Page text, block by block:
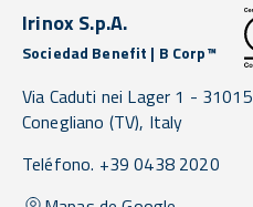
Irinox S.p.A.
Sociedad Benefit | B Corp™
Via Caduti nei Lager 1 - 31015
Conegliano (TV), Italy
Teléfono. +39 0438 2020